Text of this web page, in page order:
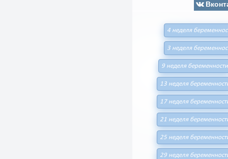
4 неделя
3 неделя
9 неделя беременности
13 неделя
17 неделя
21 неделя
25 неделя
29 неделя